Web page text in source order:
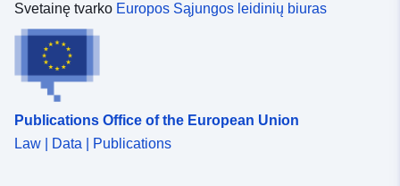
Svetainę tvarko Europos Sąjungos leidinių biuras
Publications Office of the European Union
Law | Data | Publications